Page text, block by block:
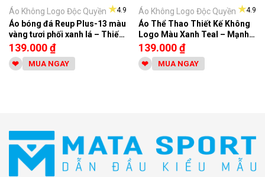
★4.9
Áo Không Logo Độc Quyền
Áo bóng đá Reup Plus-13 màu
vàng tươi phối xanh lá – Thiết
kế không logo
139.000₫
MUA NGAY
★4.9
Áo Không Logo Độc Quyền
Áo Thể Thao Thiết Kế Không
Logo Màu Xanh Teal – Mạnh
Mẽ & Nổi Bật
139.000₫
MUA NGAY